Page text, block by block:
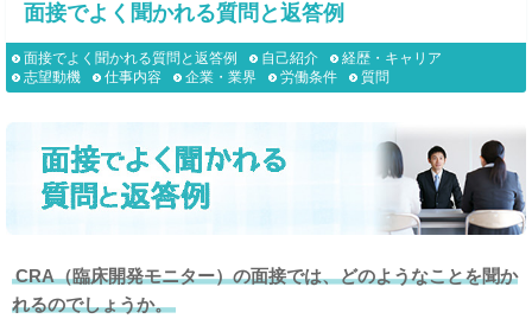
面接でよく聞かれる質問と返答例
面接でよく聞かれる質問と返答例 自己紹介
経歴・キャリア
志望動機
仕事内容 企業・業界 労働条件 質問
CRA（臨床開発モニター）の面接では、どのようなことを聞か
れるのでしょうか。